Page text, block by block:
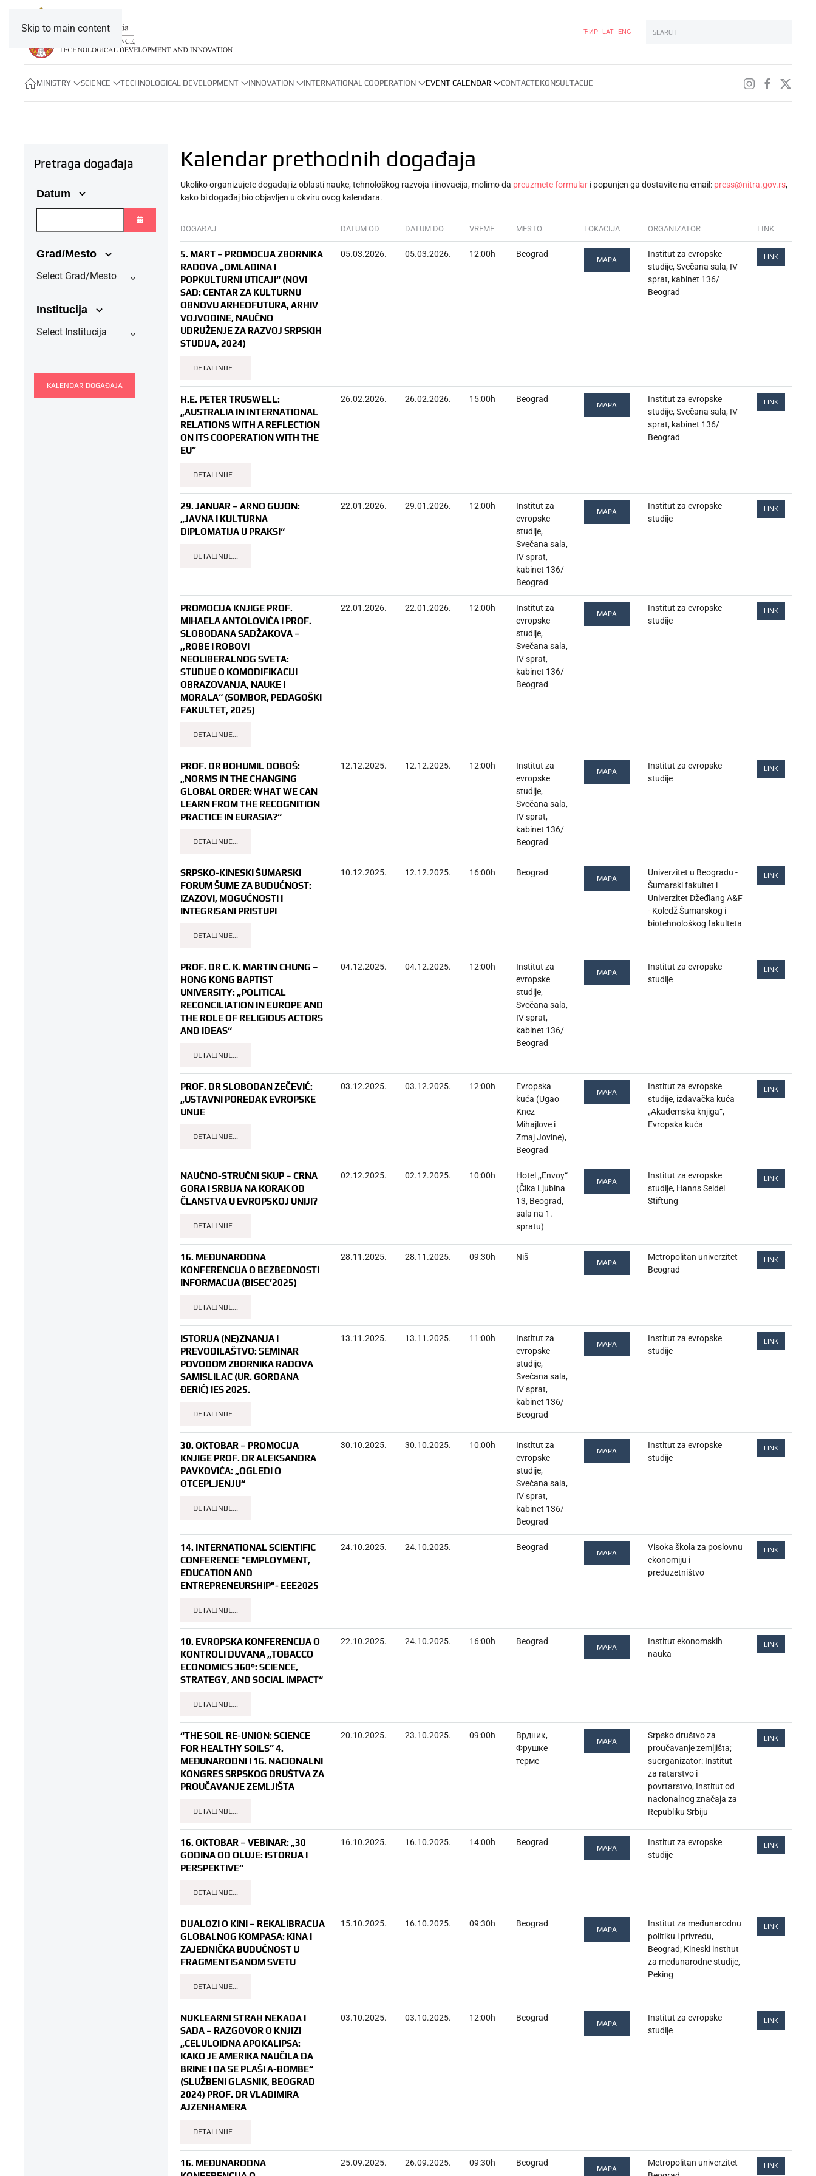
Skip to main content ЋИР LAT ENG
MINISTRY SCIENCE TECHNOLOGICAL DEVELOPMENT INNOVATION INTERNATIONAL COOPERATION EVENT CALENDAR CONTACTEKONSULTACIJE
Pretraga događaja
Datum
OPEN THE CALENDAR
Grad/Mesto
Select Grad/Mesto
Institucija
Select Institucija
KALENDAR DOGAĐAJA
Kalendar prethodnih događaja
Ukoliko organizujete događaj iz oblasti nauke, tehnološkog razvoja i inovacija, molimo da preuzmete formulari popunjen ga dostavite na email: press@nitra.gov.rs,
kako bi događaj bio objavljen u okviru ovog kalendara.
DOGAĐAJ DATUM OD DATUM DO VREME MESTO LOKACIJA ORGANIZATOR LINK
5. MART – PROMOCIJA ZBORNIKA
RADOVA „OMLADINA I
POPKULTURNI UTICAJI“ (NOVI
SAD: CENTAR ZA KULTURNU
OBNOVU ARHEOFUTURA, ARHIV
VOJVODINE, NAUČNO
UDRUŽENJE ZA RAZVOJ SRPSKIH
STUDIJA, 2024)
DETALJNIJE...
05.03.2026. 05.03.2026. 12:00h Beograd
MAPA
Institut za evropske
studije, Svečana sala, IV
sprat, kabinet 136/
Beograd
LINK
H.E. PETER TRUSWELL:
„AUSTRALIA IN INTERNATIONAL
RELATIONS WITH A REFLECTION
ON ITS COOPERATION WITH THE
EU”
DETALJNIJE...
26.02.2026. 26.02.2026. 15:00h Beograd
MAPA
Institut za evropske
studije, Svečana sala, IV
sprat, kabinet 136/
Beograd
LINK
29. JANUAR – ARNO GUJON:
„JAVNA I KULTURNA
DIPLOMATIJA U PRAKSI“
DETALJNIJE...
22.01.2026. 29.01.2026. 12:00h
Institut za
evropske
studije,
Svečana sala,
IV sprat,
kabinet 136/
Beograd
MAPA
Institut za evropske
studije
LINK
PROMOCIJA KNJIGE PROF.
MIHAELA ANTOLOVIĆA I PROF.
SLOBODANA SADŽAKOVA –
,,ROBE I ROBOVI
NEOLIBERALNOG SVETA:
STUDIJE O KOMODIFIKACIJI
OBRAZOVANJA, NAUKE I
MORALA“ (SOMBOR, PEDAGOŠKI
FAKULTET, 2025)
DETALJNIJE...
22.01.2026. 22.01.2026. 12:00h
Institut za
evropske
studije,
Svečana sala,
IV sprat,
kabinet 136/
Beograd
MAPA
Institut za evropske
studije
LINK
PROF. DR BOHUMIL DOBOŠ:
„NORMS IN THE CHANGING
GLOBAL ORDER: WHAT WE CAN
LEARN FROM THE RECOGNITION
PRACTICE IN EURASIA?“
DETALJNIJE...
12.12.2025. 12.12.2025. 12:00h
Institut za
evropske
studije,
Svečana sala,
IV sprat,
kabinet 136/
Beograd
MAPA
Institut za evropske
studije
LINK
SRPSKO-KINESKI ŠUMARSKI
FORUM ŠUME ZA BUDUĆNOST:
IZAZOVI, MOGUĆNOSTI I
INTEGRISANI PRISTUPI
DETALJNIJE...
10.12.2025. 12.12.2025. 16:00h Beograd
MAPA
Univerzitet u Beogradu -
Šumarski fakultet i
Univerzitet Džeđiang A&F
- Koledž Šumarskog i
biotehnološkog fakulteta
LINK
PROF. DR C. K. MARTIN CHUNG –
HONG KONG BAPTIST
UNIVERSITY: „POLITICAL
RECONCILIATION IN EUROPE AND
THE ROLE OF RELIGIOUS ACTORS
AND IDEAS“
DETALJNIJE...
04.12.2025. 04.12.2025. 12:00h
Institut za
evropske
studije,
Svečana sala,
IV sprat,
kabinet 136/
Beograd
MAPA
Institut za evropske
studije
LINK
PROF. DR SLOBODAN ZEČEVIĆ:
„USTAVNI POREDAK EVROPSKE
UNIJE
DETALJNIJE...
03.12.2025. 03.12.2025. 12:00h
Evropska
kuća (Ugao
Knez
Mihajlove i
Zmaj Jovine),
Beograd
MAPA
Institut za evropske
studije, izdavačka kuća
„Akademska knjiga“,
Evropska kuća
LINK
NAUČNO-STRUČNI SKUP – CRNA
GORA I SRBIJA NA KORAK OD
ČLANSTVA U EVROPSKOJ UNIJI?
DETALJNIJE...
02.12.2025. 02.12.2025. 10:00h
Hotel ,,Envoy“
(Čika Ljubina
13, Beograd,
sala na 1.
spratu)
MAPA
Institut za evropske
studije, Hanns Seidel
Stiftung
LINK
16. MEĐUNARODNA
KONFERENCIJA O BEZBEDNOSTI
INFORMACIJA (BISEC’2025)
DETALJNIJE...
28.11.2025. 28.11.2025. 09:30h Niš
MAPA
Metropolitan univerzitet
Beograd
LINK
ISTORIJA (NE)ZNANJA I
PREVODILAŠTVO: SEMINAR
POVODOM ZBORNIKA RADOVA
SAMISLILAC (UR. GORDANA
ĐERIĆ) IES 2025.
DETALJNIJE...
13.11.2025. 13.11.2025. 11:00h
Institut za
evropske
studije,
Svečana sala,
IV sprat,
kabinet 136/
Beograd
MAPA
Institut za evropske
studije
LINK
30. OKTOBAR – PROMOCIJA
KNJIGE PROF. DR ALEKSANDRA
PAVKOVIĆA: „OGLEDI O
OTCEPLJENJU“
DETALJNIJE...
30.10.2025. 30.10.2025. 10:00h
Institut za
evropske
studije,
Svečana sala,
IV sprat,
kabinet 136/
Beograd
MAPA
Institut za evropske
studije
LINK
14. INTERNATIONAL SCIENTIFIC
CONFERENCE "EMPLOYMENT,
EDUCATION AND
ENTREPRENEURSHIP"- EEE2025
DETALJNIJE...
24.10.2025. 24.10.2025. Beograd
MAPA
Visoka škola za poslovnu
ekonomiju i
preduzetništvo
LINK
10. EVROPSKA KONFERENCIJA O
KONTROLI DUVANA „TOBACCO
ECONOMICS 360°: SCIENCE,
STRATEGY, AND SOCIAL IMPACT“
DETALJNIJE...
22.10.2025. 24.10.2025. 16:00h Beograd
MAPA
Institut ekonomskih
nauka
LINK
“THE SOIL RE-UNION: SCIENCE
FOR HEALTHY SOILS” 4.
MEĐUNARODNI I 16. NACIONALNI
KONGRES SRPSKOG DRUŠTVA ZA
PROUČAVANJE ZEMLJIŠTA
DETALJNIJE...
20.10.2025. 23.10.2025. 09:00h
Врдник,
Фрушке
терме
MAPA
Srpsko društvo za
proučavanje zemljišta;
suorganizator: Institut
za ratarstvo i
povrtarstvo, Institut od
nacionalnog značaja za
Republiku Srbiju
LINK
16. OKTOBAR – VEBINAR: „30
GODINA OD OLUJE: ISTORIJA I
PERSPEKTIVE“
DETALJNIJE...
16.10.2025. 16.10.2025. 14:00h Beograd
MAPA
Institut za evropske
studije
LINK
DIJALOZI O KINI – REKALIBRACIJA
GLOBALNOG KOMPASA: KINA I
ZAJEDNIČKA BUDUĆNOST U
FRAGMENTISANOM SVETU
DETALJNIJE...
15.10.2025. 16.10.2025. 09:30h Beograd
MAPA
Institut za međunarodnu
politiku i privredu,
Beograd; Kineski institut
za međunarodne studije,
Peking
LINK
NUKLEARNI STRAH NEKADA I
SADA – RAZGOVOR O KNJIZI
„CELULOIDNA APOKALIPSA:
KAKO JE AMERIKA NAUČILA DA
BRINE I DA SE PLAŠI A-BOMBE“
(SLUŽBENI GLASNIK, BEOGRAD
2024) PROF. DR VLADIMIRA
AJZENHAMERA
DETALJNIJE...
03.10.2025. 03.10.2025. 12:00h Beograd
MAPA
Institut za evropske
studije
LINK
16. MEĐUNARODNA
25.09.2025. 26.09.2025. 09:30h Beograd
MAPA
Metropolitan univerzitet
LINK